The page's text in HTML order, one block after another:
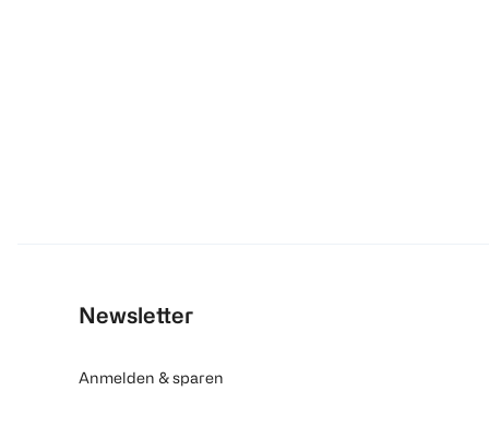
Newsletter
Anmelden & sparen